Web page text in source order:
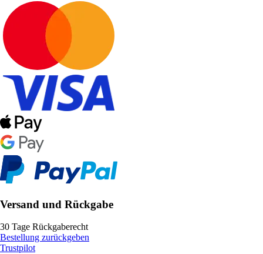
Versand und Rückgabe
30 Tage Rückgaberecht
Bestellung zurückgeben
Trustpilot